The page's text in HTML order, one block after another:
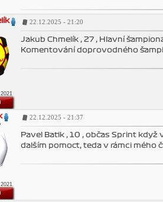
22.12.2025 - 21:20
Jakub Chmelík , 27 , Hlavní
Komentování doprovodného
22.12.2025 - 21:37
Pavel Batik , 10 , občas Sprint
dalším pomoct, teda v rámci mého